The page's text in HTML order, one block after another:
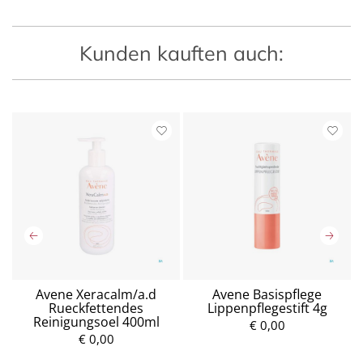
Kunden kauften auch:
Avene Xeracalm/a.d
Rueckfettendes
Reinigungsoel 400ml
€ 0,00
Avene Basispflege
Lippenpflegestift 4g
€ 0,00